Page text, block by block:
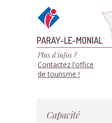
PARAY-LE-MONIAL
Plus d'infos ?
Contactez l'office
de tourisme !
Capacité